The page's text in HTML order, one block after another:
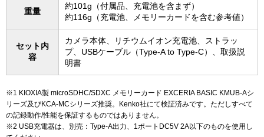
重量
約101g（付属品、充電池を含まず）
約116g（充電池、メモリーカードを含む参考値）
セット内
容
カメラ本体、リチウムイオン充電池、ストラッ
プ、USBケーブル（Type-A to Type-C）、取扱説
明書
※1 KIOXIA製 microSDHC/SDXC メモリーカード EXCERIA BASIC KMUB-Aシ
リーズ及びKCA-MCシリーズ推奨。Kenko社にて検証済みです。ただしすべて
の記録動作/性能を保証するものではありません。
※2 USB充電器は、別売：Type-A出力、1ポートDC5V 2A以下のものを使用し